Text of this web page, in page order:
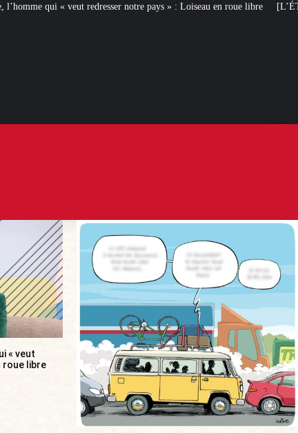
notre pays » : Loiseau en roue libre [L’ÉTÉ D’IXÈNE] Départ en
« veut
roue libre